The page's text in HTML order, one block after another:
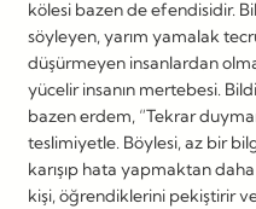
kölesi bazen de efendisidir.
söyleyen, yarım yamalak
düşürmeyen insanlardan
yücelir insanın mertebesi.
bazen erdem, “Tekrar
teslimiyetle. Böylesi, az bir
karışıp hata yapmaktan
kişi, öğrendiklerini pekiştirir